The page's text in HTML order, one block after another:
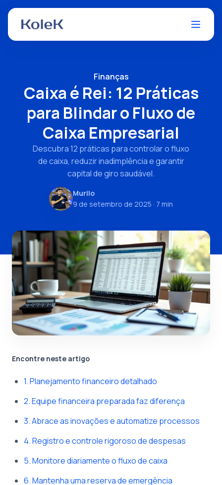
Finanças
Caixa é Rei: 12 Práticas
para Blindar o Fluxo de
Caixa Empresarial
Descubra 12 práticas para controlar o fluxo
de caixa, reduzir inadimplência e garantir
capital de giro saudável.
Murilo
9 de setembro de 2025 · 7 min
Encontre neste artigo
1. Planejamento financeiro detalhado
2. Equipe financeira preparada faz diferença
3. Abrace as inovações e automatize processos
4. Registro e controle rigoroso de despesas
5. Monitore diariamente o fluxo de caixa
6. Mantenha uma reserva de emergência